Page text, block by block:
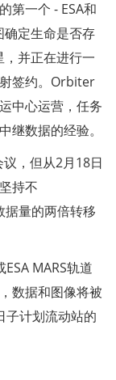
第一个 - ESA和
定生命是否存
并正在进行一
签约。Orbiter
中心运营，任务
继数据的经验。
，但从2月18日
持不
据量的两倍转移
MARS轨道
数据和图像将被
子计划流动站的